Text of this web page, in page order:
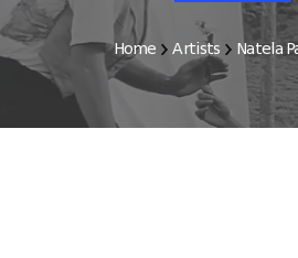
Home Artists Natela